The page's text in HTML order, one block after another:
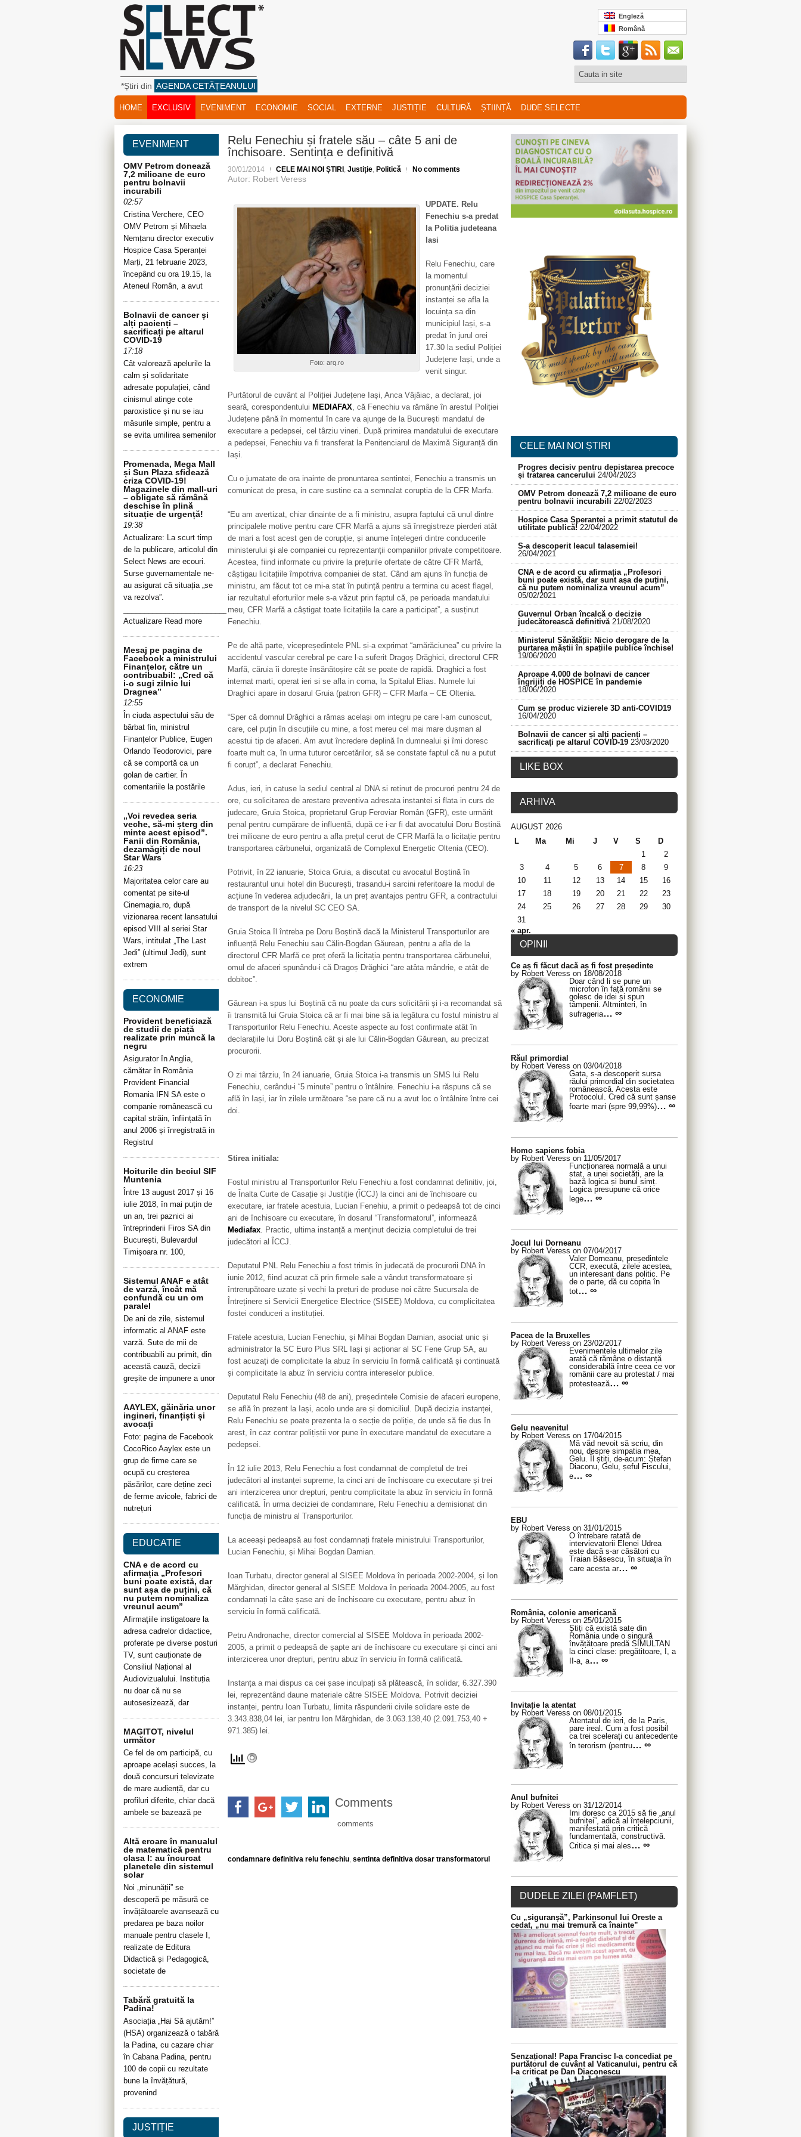
*Știri din AGENDA CETĂȚEANULUI
Engleză
Română
HOME EXCLUSIV EVENIMENT ECONOMIE SOCIAL EXTERNE JUSTIȚIE CULTURĂ ȘTIINȚĂ DUDE SELECTE
Relu Fenechiu și fratele său – câte 5 ani de
închisoare. Sentința e definitivă
30/01/2014 CELE MAI NOI ȘTIRI , Justiție, Politică No comments
Autor: Robert Veress
Foto: arq.ro
UPDATE. Relu
Fenechiu s-a predat
la Politia judeteana
Iasi
Relu Fenechiu, care
la momentul
pronunțării deciziei
instanței se afla la
locuința sa din
municipiul Iași, s-a
predat în jurul orei
17.30 la sediul Poliției
Județene Iași, unde a
venit singur.
Purtătorul de cuvânt al Poliției Județene Iași, Anca Vâjâiac, a declarat, joi
seară, corespondentului MEDIAFAX, că Fenechiu va rămâne în arestul Poliției
Județene până în momentul în care va ajunge de la București mandatul de
executare a pedepsei, cel târziu vineri. După primirea mandatului de executare
a pedepsei, Fenechiu va fi transferat la Penitenciarul de Maximă Siguranță din
Iași.
Cu o jumatate de ora inainte de pronuntarea sentintei, Fenechiu a transmis un
comunicat de presa, in care sustine ca a semnalat coruptia de la CFR Marfa.
“Eu am avertizat, chiar dinainte de a fi ministru, asupra faptului că unul dintre
principalele motive pentru care CFR Marfă a ajuns să înregistreze pierderi atât
de mari a fost acest gen de corupție, și anume înțelegeri dintre conducerile
ministerului și ale companiei cu reprezentanții companiilor private competitoare.
Acestea, fiind informate cu privire la prețurile ofertate de către CFR Marfă,
câștigau licitațiile împotriva companiei de stat. Când am ajuns în funcția de
ministru, am făcut tot ce mi-a stat în putință pentru a termina cu acest flagel,
iar rezultatul eforturilor mele s-a văzut prin faptul că, pe perioada mandatului
meu, CFR Marfă a câștigat toate licitațiile la care a participat”, a susținut
Fenechiu.
Pe de altă parte, vicepreședintele PNL și-a exprimat “amărăciunea” cu privire la
accidentul vascular cerebral pe care l-a suferit Dragoș Drăghici, directorul CFR
Marfă, căruia îi dorește însănătoșire cât se poate de rapidă. Draghici a fost
internat marti, operat ieri si se afla in coma, la Spitalul Elias. Numele lui
Draghici apare in dosarul Gruia (patron GFR) – CFR Marfa – CE Oltenia.
“Sper că domnul Drăghici a rămas același om integru pe care l-am cunoscut,
care, cel puțin în discuțiile cu mine, a fost mereu cel mai mare dușman al
acestui tip de afaceri. Am avut încredere deplină în dumnealui și îmi doresc
foarte mult ca, în urma tuturor cercetărilor, să se constate faptul că nu a putut
fi corupt”, a declarat Fenechiu.
Adus, ieri, in catuse la sediul central al DNA si retinut de procurori pentru 24 de
ore, cu solicitarea de arestare preventiva adresata instantei si flata in curs de
judecare, Gruia Stoica, proprietarul Grup Feroviar Român (GFR), este urmărit
penal pentru cumpărare de influență, după ce i-ar fi dat avocatului Doru Boștină
trei milioane de euro pentru a afla prețul cerut de CFR Marfă la o licitație pentru
transportarea cărbunelui, organizată de Complexul Energetic Oltenia (CEO).
Potrivit, în 22 ianuarie, Stoica Gruia, a discutat cu avocatul Boștină în
restaurantul unui hotel din București, trasandu-i sarcini referitoare la modul de
acțiune în vederea adjudecării, la un preț avantajos pentru GFR, a contractului
de transport de la nivelul SC CEO SA.
Gruia Stoica îl întreba pe Doru Boștină dacă la Ministerul Transporturilor are
influență Relu Fenechiu sau Călin-Bogdan Găurean, pentru a afla de la
directorul CFR Marfă ce preț oferă la licitația pentru transportarea cărbunelui,
omul de afaceri spunându-i că Dragoș Drăghici “are atâta mândrie, e atât de
dobitoc”.
Găurean i-a spus lui Boștină că nu poate da curs solicitării și i-a recomandat să
îi transmită lui Gruia Stoica că ar fi mai bine să ia legătura cu fostul ministru al
Transporturilor Relu Fenechiu. Aceste aspecte au fost confirmate atât în
declarațiile lui Doru Boștină cât și ale lui Călin-Bogdan Găurean, au precizat
procurorii.
O zi mai târziu, în 24 ianuarie, Gruia Stoica i-a transmis un SMS lui Relu
Fenechiu, cerându-i “5 minute” pentru o întâlnire. Fenechiu i-a răspuns că se
află în Iași, iar în zilele următoare “se pare că nu a avut loc o întâlnire între cei
doi.
Stirea initiala:
Fostul ministru al Transporturilor Relu Fenechiu a fost condamnat definitiv, joi,
de Înalta Curte de Casație și Justiție (ÎCCJ) la cinci ani de închisoare cu
executare, iar fratele acestuia, Lucian Fenehiu, a primit o pedeapsă tot de cinci
ani de închisoare cu executare, în dosarul “Transformatorul”, informează
Mediafax. Practic, ultima instanță a menținut decizia completului de trei
judecători al ÎCCJ.
Deputatul PNL Relu Fenechiu a fost trimis în judecată de procurorii DNA în
iunie 2012, fiind acuzat că prin firmele sale a vândut transformatoare și
întrerupătoare uzate și vechi la prețuri de produse noi către Sucursala de
Întreținere si Servicii Energetice Electrice (SISEE) Moldova, cu complicitatea
fostei conduceri a instituției.
Fratele acestuia, Lucian Fenechiu, și Mihai Bogdan Damian, asociat unic și
administrator la SC Euro Plus SRL Iași și acționar al SC Fene Grup SA, au
fost acuzați de complicitate la abuz în serviciu în formă calificată și continuată
și complicitate la abuz în serviciu contra intereselor publice.
Deputatul Relu Fenechiu (48 de ani), președintele Comisie de afaceri europene,
se află în prezent la Iași, acolo unde are și domiciliul. După decizia instanței,
Relu Fenechiu se poate prezenta la o secție de poliție, de unde să fie dus în
arest, în caz contrar polițiștii vor pune în executare mandatul de executare a
pedepsei.
În 12 iulie 2013, Relu Fenechiu a fost condamnat de completul de trei
judecători al instanței supreme, la cinci ani de închisoare cu executare și trei
ani interzicerea unor drepturi, pentru complicitate la abuz în serviciu în formă
calificată. În urma deciziei de condamnare, Relu Fenechiu a demisionat din
funcția de ministru al Transporturilor.
La aceeași pedeapsă au fost condamnați fratele ministrului Transporturilor,
Lucian Fenechiu, și Mihai Bogdan Damian.
Ioan Turbatu, director general al SISEE Moldova în perioada 2002-2004, și Ion
Mărghidan, director general al SISEE Moldova în perioada 2004-2005, au fost
condamnați la câte șase ani de închisoare cu executare, pentru abuz în
serviciu în formă calificată.
Petru Andronache, director comercial al SISEE Moldova în perioada 2002-
2005, a primit o pedeapsă de șapte ani de închisoare cu executare și cinci ani
interzicerea unor drepturi, pentru abuz în serviciu în formă calificată.
Instanța a mai dispus ca cei șase inculpați să plătească, în solidar, 6.327.390
lei, reprezentând daune materiale către SISEE Moldova. Potrivit deciziei
instanței, pentru Ioan Turbatu, limita răspunderii civile solidare este de
3.343.838,04 lei, iar pentru Ion Mărghidan, de 3.063.138,40 (2.091.753,40 +
971.385) lei.
Comments
comments
condamnare definitiva relu fenechiu, sentinta definitiva dosar transformatorul
EVENIMENT
OMV Petrom donează
7,2 milioane de euro
pentru bolnavii
incurabili
02:57
Cristina Verchere, CEO
OMV Petrom și Mihaela
Nemțanu director executiv
Hospice Casa Speranței
Marți, 21 februarie 2023,
începând cu ora 19.15, la
Ateneul Român, a avut
Bolnavii de cancer și
alți pacienți –
sacrificați pe altarul
COVID-19
17:18
Cât valorează apelurile la
calm și solidaritate
adresate populației, când
cinismul atinge cote
paroxistice și nu se iau
măsurile simple, pentru a
se evita umilirea semenilor
Promenada, Mega Mall
și Sun Plaza sfidează
criza COVID-19!
Magazinele din mall-uri
– obligate să rămână
deschise în plină
situație de urgență!
19:38
Actualizare: La scurt timp
de la publicare, articolul din
Select News are ecouri.
Surse guvernamentale ne-
au asigurat că situația „se
va rezolva”.
_____________________________________________________________________________
Actualizare Read more
Mesaj pe pagina de
Facebook a ministrului
Finanțelor, către un
contribuabil: „Cred că
i-o sugi zilnic lui
Dragnea”
12:55
În ciuda aspectului său de
bărbat fin, ministrul
Finanțelor Publice, Eugen
Orlando Teodorovici, pare
că se comportă ca un
golan de cartier. În
comentariile la postările
„Voi revedea seria
veche, să-mi șterg din
minte acest episod”.
Fanii din România,
dezamăgiți de noul
Star Wars
16:23
Majoritatea celor care au
comentat pe site-ul
Cinemagia.ro, după
vizionarea recent lansatului
episod VIII al seriei Star
Wars, intitulat „The Last
Jedi” (ultimul Jedi), sunt
extrem
ECONOMIE
Provident beneficiază
de studii de piață
realizate prin muncă la
negru
Asigurator în Anglia,
cămătar în România
Provident Financial
Romania IFN SA este o
companie românească cu
capital străin, înființată în
anul 2006 și înregistrată in
Registrul
Hoiturile din beciul SIF
Muntenia
Între 13 august 2017 și 16
iulie 2018, în mai puțin de
un an, trei paznici ai
întreprinderii Firos SA din
București, Bulevardul
Timișoara nr. 100,
Sistemul ANAF e atât
de varză, încât mă
confundă cu un om
paralel
De ani de zile, sistemul
informatic al ANAF este
varză. Sute de mii de
contribuabili au primit, din
această cauză, decizii
greșite de impunere a unor
AAYLEX, găinăria unor
ingineri, finanțiști și
avocați
Foto: pagina de Facebook
CocoRico Aaylex este un
grup de firme care se
ocupă cu creșterea
păsărilor, care deține zeci
de ferme avicole, fabrici de
nutrețuri
EDUCATIE
CNA e de acord cu
afirmația „Profesori
buni poate există, dar
sunt așa de puțini, că
nu putem nominaliza
vreunul acum”
Afirmațiile instigatoare la
adresa cadrelor didactice,
proferate pe diverse posturi
TV, sunt cauționate de
Consiliul Național al
Audiovizualului. Instituția
nu doar că nu se
autosesizează, dar
MAGITOT, nivelul
următor
Ce fel de om participă, cu
aproape același succes, la
două concursuri televizate
de mare audiență, dar cu
profiluri diferite, chiar dacă
ambele se bazează pe
Altă eroare în manualul
de matematică pentru
clasa I: au încurcat
planetele din sistemul
solar
Noi „minunății” se
descoperă pe măsură ce
învățătoarele avansează cu
predarea pe baza noilor
manuale pentru clasele I,
realizate de Editura
Didactică și Pedagogică,
societate de
Tabără gratuită la
Padina!
Asociația „Hai Să ajutăm!”
(HSA) organizează o tabără
la Padina, cu cazare chiar
în Cabana Padina, pentru
100 de copii cu rezultate
bune la învățătură,
provenind
JUSTIȚIE
CELE MAI NOI ȘTIRI
Progres decisiv pentru depistarea precoce
și tratarea cancerului 24/04/2023
OMV Petrom donează 7,2 milioane de euro
pentru bolnavii incurabili 22/02/2023
Hospice Casa Speranței a primit statutul de
utilitate publică! 22/04/2022
S-a descoperit leacul talasemiei!
26/04/2021
CNA e de acord cu afirmația „Profesori
buni poate există, dar sunt așa de puțini,
că nu putem nominaliza vreunul acum”
05/02/2021
Guvernul Orban încalcă o decizie
judecătorească definitivă 21/08/2020
Ministerul Sănătății: Nicio derogare de la
purtarea măștii în spațiile publice închise!
19/06/2020
Aproape 4.000 de bolnavi de cancer
îngrijiți de HOSPICE în pandemie
18/06/2020
Cum se produc vizierele 3D anti-COVID19
16/04/2020
Bolnavii de cancer și alți pacienți –
sacrificați pe altarul COVID-19 23/03/2020
LIKE BOX
ARHIVA
AUGUST 2026
L
Ma Mi J V S
D
1
2
3
4 5 6 7 8
9
10
11 12 13 14 15
16
17
18 19 20 21 22
23
24
25 26 27 28 29
30
31
« apr.
OPINII
Ce aș fi făcut dacă aș fi fost președinte
by Robert Veress on 18/08/2018
Doar când li se pune un
microfon în față românii se
golesc de idei și spun
tâmpenii. Altminteri, în
sufrageria… ∞
Răul primordial
by Robert Veress on 03/04/2018
Gata, s-a descoperit sursa
răului primordial din societatea
românească. Acesta este
Protocolul. Cred că sunt șanse
foarte mari (spre 99,99%)… ∞
Homo sapiens fobia
by Robert Veress on 11/05/2017
Funcționarea normală a unui
stat, a unei societăți, are la
bază logica și bunul simț.
Logica presupune că orice
lege… ∞
Jocul lui Dorneanu
by Robert Veress on 07/04/2017
Valer Dorneanu, președintele
CCR, execută, zilele acestea,
un interesant dans politic. Pe
de o parte, dă cu copita în
tot… ∞
Pacea de la Bruxelles
by Robert Veress on 23/02/2017
Evenimentele ultimelor zile
arată că rămâne o distanță
considerabilă între ceea ce vor
românii care au protestat / mai
protestează… ∞
Gelu neavenitul
by Robert Veress on 17/04/2015
Mă văd nevoit să scriu, din
nou, despre simpatia mea,
Gelu. Îl știți, de-acum: Ștefan
Diaconu, Gelu, șeful Fiscului,
e… ∞
EBU
by Robert Veress on 31/01/2015
O întrebare ratată de
intervievatorii Elenei Udrea
este dacă s-ar căsători cu
Traian Băsescu, în situația în
care acesta ar… ∞
România, colonie americană
by Robert Veress on 25/01/2015
Știți că există sate din
România unde o singură
învățătoare predă SIMULTAN
la cinci clase: pregătitoare, I, a
II-a, a… ∞
Invitație la atentat
by Robert Veress on 08/01/2015
Atentatul de ieri, de la Paris,
pare ireal. Cum a fost posibil
ca trei scelerați cu antecedente
în terorism (pentru… ∞
Anul bufniței
by Robert Veress on 31/12/2014
Îmi doresc ca 2015 să fie „anul
bufniței”, adică al înțelepciunii,
manifestată prin critică
fundamentată, constructivă.
Critica și mai ales… ∞
DUDELE ZILEI (PAMFLET)
Cu „siguranșă”, Parkinsonul lui Oreste a
cedat, „nu mai tremură ca înainte”
Senzațional! Papa Francisc l-a concediat pe
purtătorul de cuvânt al Vaticanului, pentru că
l-a criticat pe Dan Diaconescu